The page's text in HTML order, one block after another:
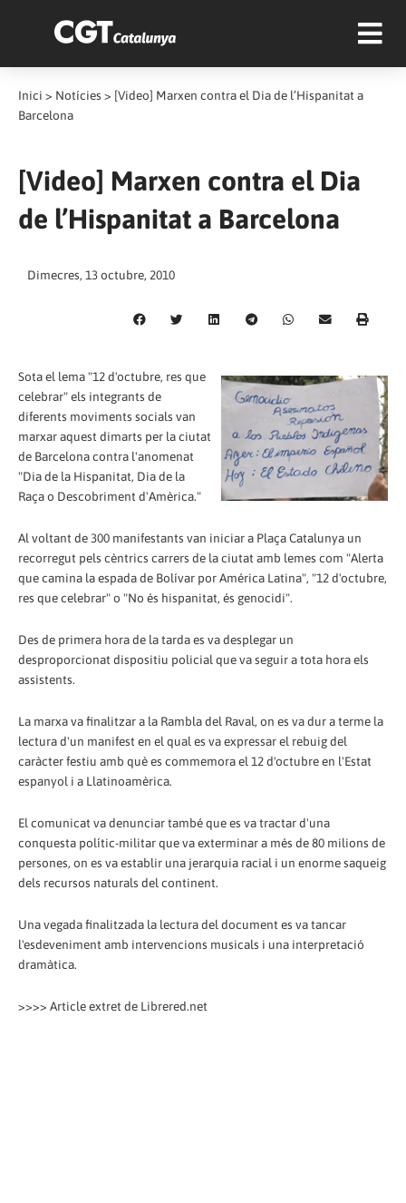
Inici > Notícies > [Video] Marxen contra el Dia de l’Hispanitat a
Barcelona
[Video] Marxen contra el Dia
de l’Hispanitat a Barcelona
Dimecres, 13 octubre, 2010
Sota el lema "12 d'octubre, res que
celebrar" els integrants de
diferents moviments socials van
marxar aquest dimarts per la ciutat
de Barcelona contra l'anomenat
"Dia de la Hispanitat, Dia de la
Raça o Descobriment d'Amèrica."
Al voltant de 300 manifestants van iniciar a Plaça Catalunya un
recorregut pels cèntrics carrers de la ciutat amb lemes com "Alerta
que camina la espada de Bolívar por América Latina", "12 d'octubre,
res que celebrar" o "No és hispanitat, és genocidi".
Des de primera hora de la tarda es va desplegar un
desproporcionat dispositiu policial que va seguir a tota hora els
assistents.
La marxa va finalitzar a la Rambla del Raval, on es va dur a terme la
lectura d'un manifest en el qual es va expressar el rebuig del
caràcter festiu amb què es commemora el 12 d'octubre en l'Estat
espanyol i a Llatinoamèrica.
El comunicat va denunciar també que es va tractar d'una
conquesta polític-militar que va exterminar a més de 80 milions de
persones, on es va establir una jerarquia racial i un enorme saqueig
dels recursos naturals del continent.
Una vegada finalitzada la lectura del document es va tancar
l'esdeveniment amb intervencions musicals i una interpretació
dramàtica.
>>>> Article extret de Librered.net